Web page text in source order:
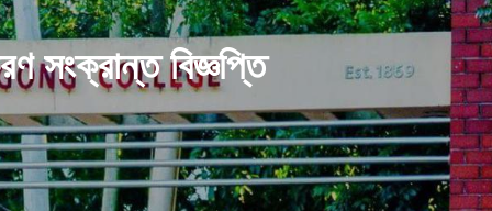
সংক্রান্ত বিজ্ঞপ্তি